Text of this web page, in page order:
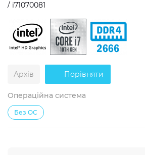
Додатково
RGB-підсвічування
Розблокований множник CPU
Надшвидкий M.2 SSD NVME
/ i71070081
Архів Порівняти
Операційна система
Без ОС